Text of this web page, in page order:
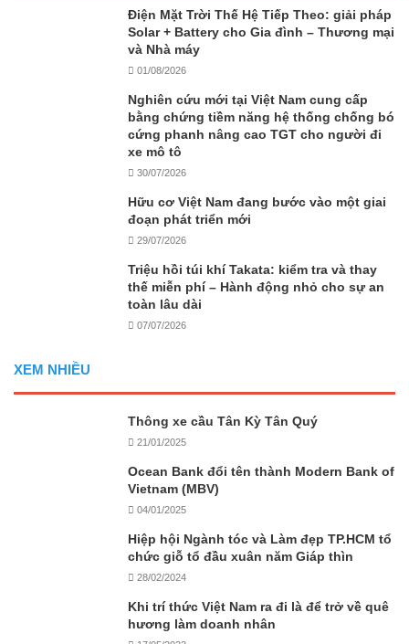
Điện Mặt Trời Thế Hệ Tiếp Theo: giải pháp
Solar + Battery cho Gia đình – Thương mại
và Nhà máy
01/08/2026
Nghiên cứu mới tại Việt Nam cung cấp
bằng chứng tiềm năng hệ thống chống bó
cứng phanh nâng cao TGT cho người đi
xe mô tô
30/07/2026
Hữu cơ Việt Nam đang bước vào một giai
đoạn phát triển mới
29/07/2026
Triệu hồi túi khí Takata: kiểm tra và thay
thế miễn phí – Hành động nhỏ cho sự an
toàn lâu dài
07/07/2026
XEM NHIỀU
Thông xe cầu Tân Kỳ Tân Quý
21/01/2025
Ocean Bank đổi tên thành Modern Bank of
Vietnam (MBV)
04/01/2025
Hiệp hội Ngành tóc và Làm đẹp TP.HCM tổ
chức giỗ tổ đầu xuân năm Giáp thìn
28/02/2024
Khi trí thức Việt Nam ra đi là để trở về quê
hương làm doanh nhân